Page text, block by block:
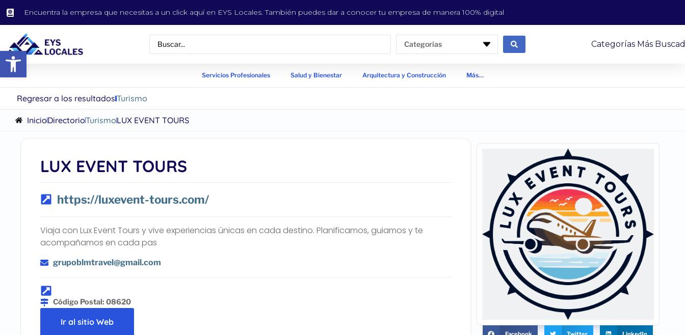
Abrir barra de herramientas
Encuentra la empresa que necesitas a un click aquí en EYS Locales. También puedes dar a conocer tu empresa de manera 100% digital
Categorías Categorías Más
Servicios Profesionales Salud y Bienestar Arquitectura y Construcción Más…
Regresar a los resultadosTurismo
InicioDirectorioTurismoLUX EVENT TOURS
LUX EVENT TOURS
https://luxevent-tours.com/
Viaja con Lux Event Tours y vive experiencias únicas en cada destino. Planificamos, guiamos y te
acompañamos en cada pas
grupoblmtravel@gmail.com
Código Postal: 08620
Ir al sitio Web